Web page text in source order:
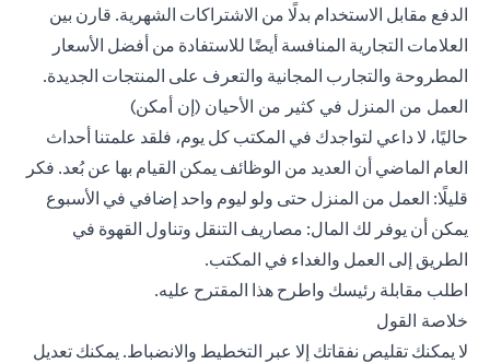
الدفع مقابل الاستخدام بدلًا من الاشتراكات الشهرية. قارن بين
العلامات التجارية المنافسة أيضًا للاستفادة من أفضل الأسعار
المطروحة والتجارب المجانية والتعرف على المنتجات الجديدة.
العمل من المنزل في كثير من الأحيان (إن أمكن)
حاليًا، لا داعي لتواجدك في المكتب كل يوم، فلقد علمتنا أحداث
العام الماضي أن العديد من الوظائف يمكن القيام بها عن بُعد. فكر
قليلًا: العمل من المنزل حتى ولو ليوم واحد إضافي في الأسبوع
يمكن أن يوفر لك المال: مصاريف التنقل وتناول القهوة في
الطريق إلى العمل والغداء في المكتب.
اطلب مقابلة رئيسك واطرح هذا المقترح عليه.
خلاصة القول
لا يمكنك تقليص نفقاتك إلا عبر التخطيط والانضباط. يمكنك تعديل